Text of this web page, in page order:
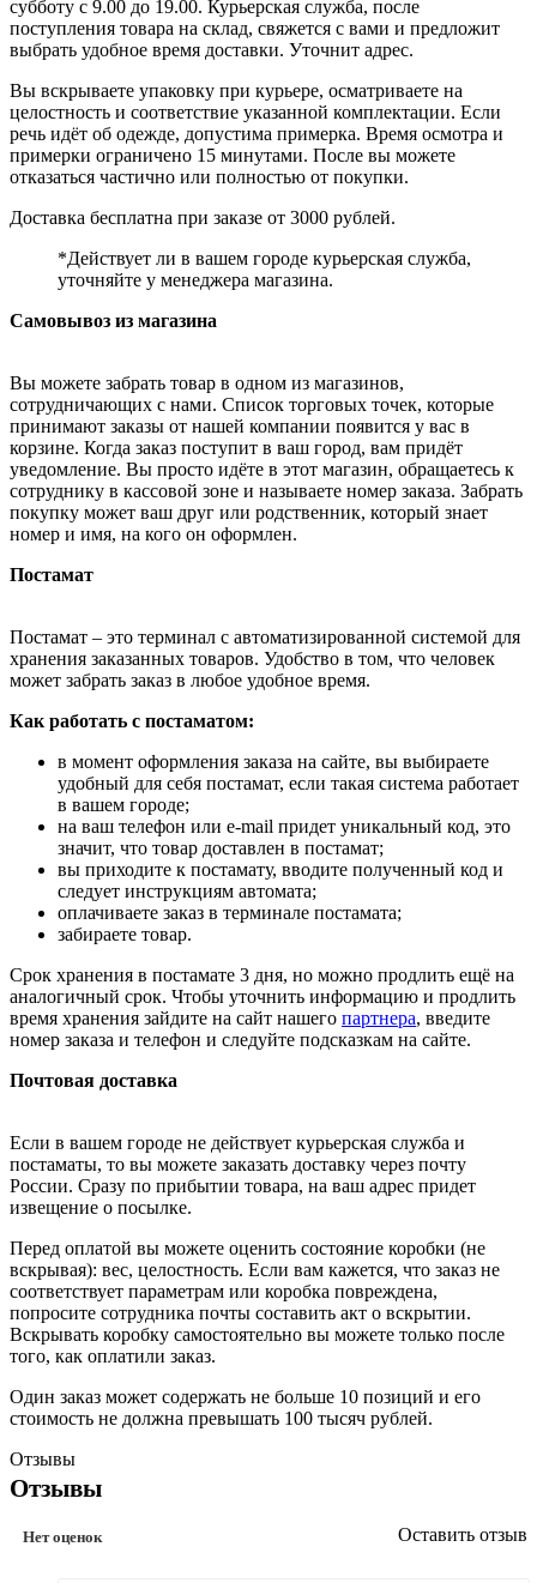
субботу с 9.00 до 19.00. Курьерская служба, после
поступления товара на склад, свяжется с вами и предложит
выбрать удобное время доставки. Уточнит адрес.
Вы вскрываете упаковку при курьере, осматриваете на
целостность и соответствие указанной комплектации. Если
речь идёт об одежде, допустима примерка. Время осмотра и
примерки ограничено 15 минутами. После вы можете
отказаться частично или полностью от покупки.
Доставка бесплатна при заказе от 3000 рублей.
*Действует ли в вашем городе курьерская служба,
уточняйте у менеджера магазина.
Самовывоз из магазина
Вы можете забрать товар в одном из магазинов,
сотрудничающих с нами. Список торговых точек, которые
принимают заказы от нашей компании появится у вас в
корзине. Когда заказ поступит в ваш город, вам придёт
уведомление. Вы просто идёте в этот магазин, обращаетесь к
сотруднику в кассовой зоне и называете номер заказа. Забрать
покупку может ваш друг или родственник, который знает
номер и имя, на кого он оформлен.
Постамат
Постамат – это терминал с автоматизированной системой для
хранения заказанных товаров. Удобство в том, что человек
может забрать заказ в любое удобное время.
Как работать с постаматом:
в момент оформления заказа на сайте, вы выбираете
удобный для себя постамат, если такая система работает
в вашем городе;
на ваш телефон или e-mail придет уникальный код, это
значит, что товар доставлен в постамат;
вы приходите к постамату, вводите полученный код и
следует инструкциям автомата;
оплачиваете заказ в терминале постамата;
забираете товар.
Срок хранения в постамате 3 дня, но можно продлить ещё на
аналогичный срок. Чтобы уточнить информацию и продлить
время хранения зайдите на сайт нашего партнера, введите
номер заказа и телефон и следуйте подсказкам на сайте.
Почтовая доставка
Если в вашем городе не действует курьерская служба и
постаматы, то вы можете заказать доставку через почту
России. Сразу по прибытии товара, на ваш адрес придет
извещение о посылке.
Перед оплатой вы можете оценить состояние коробки (не
вскрывая): вес, целостность. Если вам кажется, что заказ не
соответствует параметрам или коробка повреждена,
попросите сотрудника почты составить акт о вскрытии.
Вскрывать коробку самостоятельно вы можете только после
того, как оплатили заказ.
Один заказ может содержать не больше 10 позиций и его
стоимость не должна превышать 100 тысяч рублей.
Отзывы
Отзывы
Нет оценок Оставить отзыв